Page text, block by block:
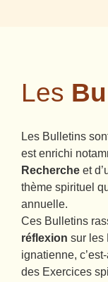
Les
Les Bulletins
est enrichi
Recherche et
thème spirituel
annuelle.
Ces Bulletins
réflexion sur les
ignatienne,
des Exercices